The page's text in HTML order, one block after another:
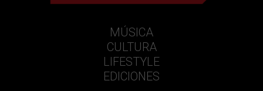
MÚSICA
CULTURA
LIFESTYLE
EDICIONES